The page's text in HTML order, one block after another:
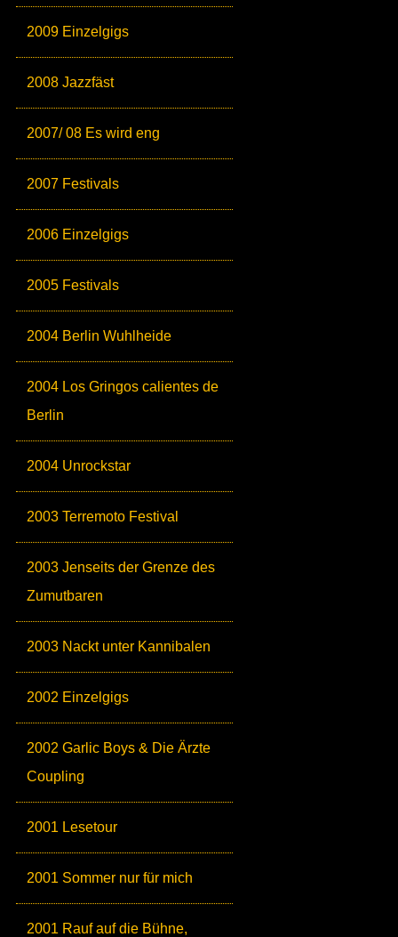
2009 Einzelgigs
2008 Jazzfäst
2007/ 08 Es wird eng
2007 Festivals
2006 Einzelgigs
2005 Festivals
2004 Berlin Wuhlheide
2004 Los Gringos calientes de
Berlin
2004 Unrockstar
2003 Terremoto Festival
2003 Jenseits der Grenze des
Zumutbaren
2003 Nackt unter Kannibalen
2002 Einzelgigs
2002 Garlic Boys & Die Ärzte
Coupling
2001 Lesetour
2001 Sommer nur für mich
2001 Rauf auf die Bühne,